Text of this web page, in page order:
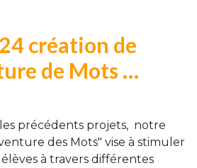
création de
de Mots …
précédents projets, notre
des Mots" vise à stimuler
à travers différentes